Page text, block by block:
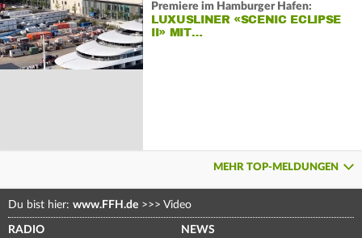
Premiere im Hamburger Hafen:
LUXUSLINER «SCENIC ECLIPSE
II» MIT…
MEHR TOP-MELDUNGEN
Du bist hier: www.FFH.de >>> Video
RADIO NEWS